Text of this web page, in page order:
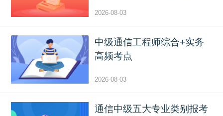
2026-08-03
中级通信工程师综合+实务
高频考点
2026-08-03
通信中级五大专业类别报考